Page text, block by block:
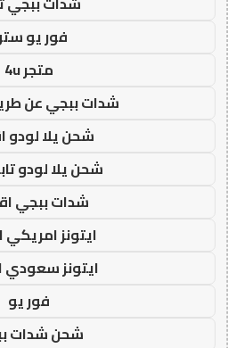
فور يو
متجر 4u
شدات ببجي عن
شحن يلا لودو
شحن يلا لودو
شدات ببجي
ايتونز
ايتونز
فور يو
شحن شدات